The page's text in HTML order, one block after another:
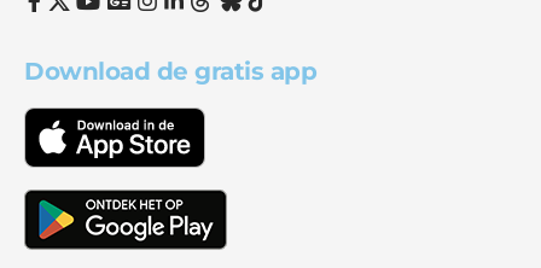
Download de gratis app